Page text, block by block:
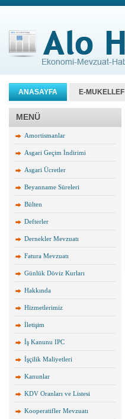
ANASAYFA E-MUKELLEF
MENÜ
Amortismanlar
Asgari Geçim İndirimi
Asgari Ücretler
Beyanname Süreleri
Bülten
Defterler
Dernekler Mevzuatı
Fatura Mevzuatı
Günlük Döviz Kurları
Hakkında
Hizmetlerimiz
İletişim
İş Kanunu IPC
İşçilik Maliyetleri
Kanunlar
KDV Oranları ve Listesi
Kooperatifler Mevzuatı